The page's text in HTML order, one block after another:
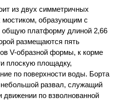
из двух симметричных
мостиком, образующим с
общую платформу длиной 2,66
размещаются пять
V-образной формы, к корме
плоскую площадку,
по поверхности воды. Борта
развал, служащий
движении по взволнованной